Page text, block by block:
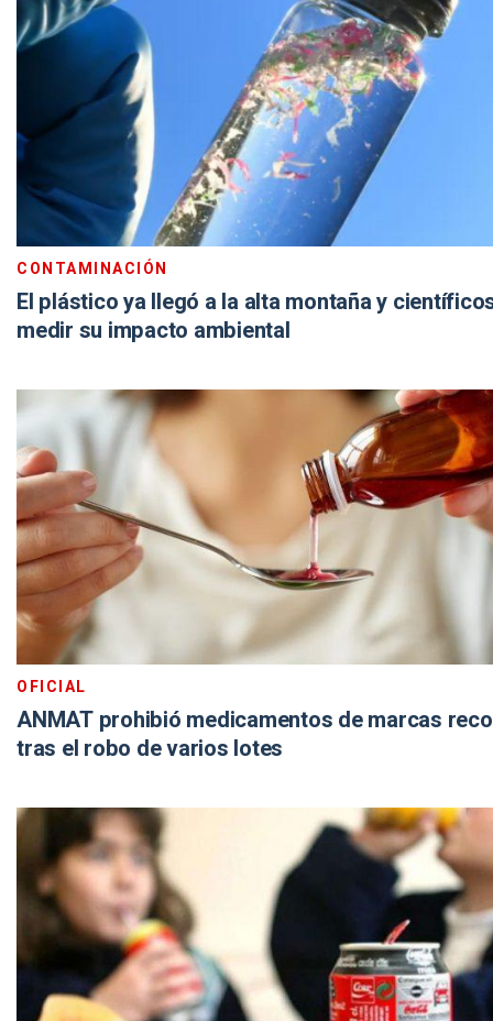
CONTAMINACIÓN
El plástico ya llegó a la alta montaña y
medir su impacto ambiental
OFICIAL
ANMAT prohibió medicamentos de marcas
tras el robo de varios lotes